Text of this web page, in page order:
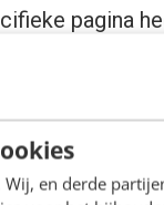
en derde
pagina
specifieke